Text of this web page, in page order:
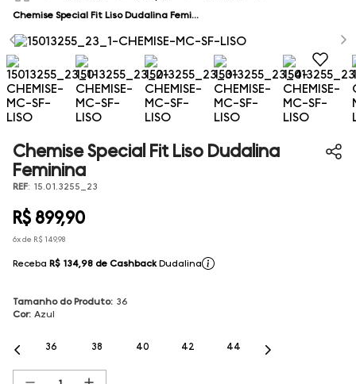
Chemise Special Fit Liso Dudalina Feminina
Chemise Special Fit Liso Dudalina
Feminina
REF: 15.01.3255_23
R$ 899,90
6x de R$ 149,98
Receba R$ 134,98 de Cashback Dudalina
Tamanho do Produto: 36
Cor: Azul
36 38 40 42 44